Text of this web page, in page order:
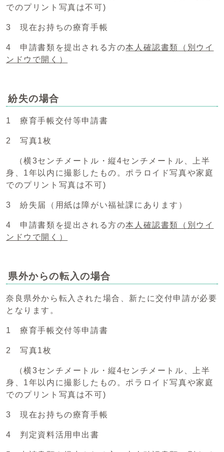
でのプリント写真は不可)
3 現在お持ちの療育手帳
4 申請書類を提出される方の本人確認書類
（別ウイ
ンドウで開く）
紛失の場合
1 療育手帳交付等申請書
2 写真1枚
（横3センチメートル・縦4センチメートル、上半
身、1年以内に撮影したもの。ポラロイド写真や家庭
でのプリント写真は不可)
3 紛失届（用紙は障がい福祉課にあります）
4 申請書類を提出される方の本人確認書類
（別ウイ
ンドウで開く）
県外からの転入の場合
奈良県外から転入された場合、新たに交付申請が必要
となります。
1 療育手帳交付等申請書
2 写真1枚
（横3センチメートル・縦4センチメートル、上半
身、1年以内に撮影したもの。ポラロイド写真や家庭
でのプリント写真は不可)
3 現在お持ちの療育手帳
4 判定資料活用申出書